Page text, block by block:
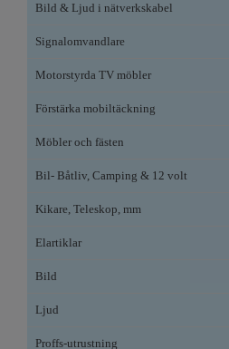
Bild & Ljud i nätverkskabel
Signalomvandlare
Motorstyrda TV möbler
Förstärka mobiltäckning
Möbler och fästen
Bil- Båtliv, Camping & 12 volt
Kikare, Teleskop, mm
Elartiklar
Bild
Ljud
Proffs-utrustning